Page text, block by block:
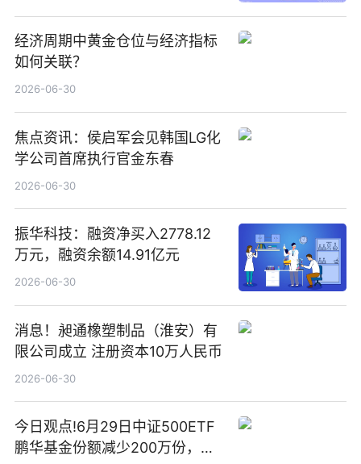
经济周期中黄金仓位与经济指标
如何关联？
2026-06-30
焦点资讯：侯启军会见韩国LG化
学公司首席执行官金东春
2026-06-30
振华科技：融资净买入2778.12
万元，融资余额14.91亿元
2026-06-30
消息！昶通橡塑制品（淮安）有
限公司成立 注册资本10万人民币
2026-06-30
今日观点!6月29日中证500ETF
鹏华基金份额减少200万份，重